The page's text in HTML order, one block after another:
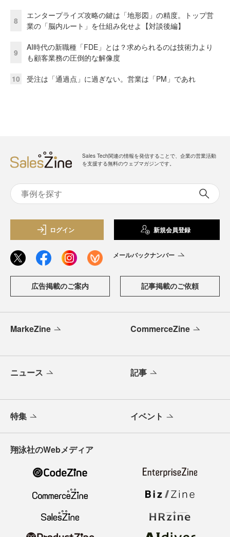
8
エンタープライズ攻略の鍵は「地形図」の精度。トップ営
業の「脳内ルート」を仕組み化せよ【対談後編】
9
AI時代の新職種「FDE」とは？求められるのは技術力より
も顧客業務の圧倒的な解像度
10 受注は「通過点」に過ぎない。営業は「PM」であれ
Sales Tech関連の情報を発信することで、企業の営業活動
を支援する無料のウェブマガジンです。
ログイン 新規会員登録
メールバックナンバー
広告掲載のご案内 記事掲載のご依頼
MarkeZine CommerceZine
ニュース 記事
特集 イベント
翔泳社のWebメディア